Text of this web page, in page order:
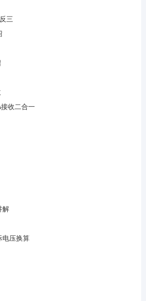
串口中断DMA接收二合一
2.6 光敏电阻原理讲解
2.7 硬件连接测试
三
收二合一
解
电压换算